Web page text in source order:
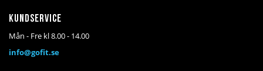
Kundservice
Mån - Fre kl 8.00 - 14.00
info@gofit.se